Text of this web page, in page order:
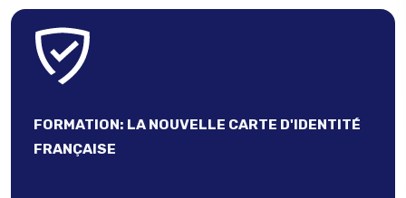
FORMATION: LA NOUVELLE CARTE D'IDENTITÉ
FRANÇAISE